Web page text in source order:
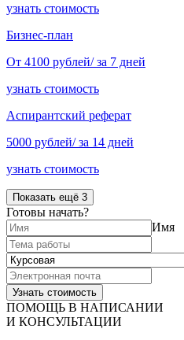
узнать стоимость
Бизнес-план
От 4100 рублей/ за 7 дней
узнать стоимость
Аспирантский реферат
5000 рублей/ за 14 дней
узнать стоимость
Показать ещё 3
Готовы начать?
Имя
ПОМОЩЬ В НАПИСАНИИ
И КОНСУЛЬТАЦИИ